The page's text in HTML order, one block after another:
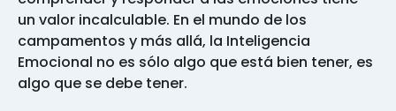
un valor incalculable. En el mundo de los
campamentos y más allá, la Inteligencia
Emocional no es sólo algo que está bien tener, es
algo que se debe tener.